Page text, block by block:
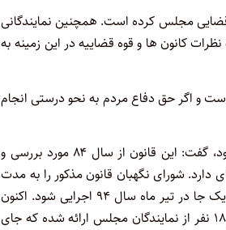
قضایی مجلس کرده است. همچنین نمایندگانی
کانون ها و قوه قضاییه در این زمینه به
و اگر حق دفاع مردم به نحو درستی انجام
کشاورز با اشاره به طرح اصلاح قانون آیین دادرسی کیفری که از سوی نمایندگان مجلس ارائه شده بود، گفت: این قانون از سال ۸۴ مورد بررسی و
دارد. شورای نگهبان قانون مذکور را به مدت
۴ سال به صورت آزمایشی تصویب کرد و قرار شد که همراه با قانون جرائم نیروهای مسلح به صورت یک جا در تیر ماه سال ۹۴ اجرایی شود. اکنون
طرحی به عنوان «طرح تمدید مهلت اجرای قانون آیین دادرسی کیفری و اصلاح موادی از آن » از سوی ۱۸ نفر از نمایندگان مجلس ارائه شده که جای